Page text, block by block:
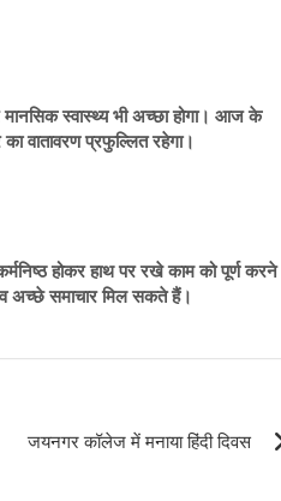
स्वास्थ्य भी अच्छा होगा। आज के
वातावरण प्रफुल्लित रहेगा।
होकर हाथ पर रखे काम को पूर्ण करने
अच्छे समाचार मिल सकते हैं।
जयनगर कॉलेज में मनाया हिंदी दिवस